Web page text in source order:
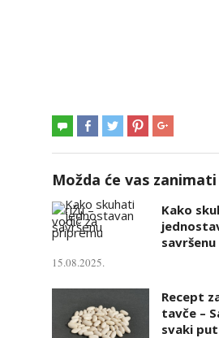
Možda će vas
Kako
15.08.2025.
Recept
tavče –
svaki put